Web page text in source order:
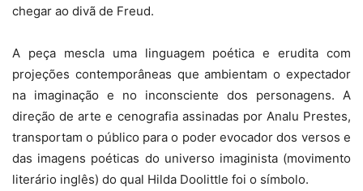
chegar ao divã de Freud.
A peça mescla uma linguagem poética e erudita com
projeções contemporâneas que ambientam o expectador
na imaginação e no inconsciente dos personagens. A
direção de arte e cenografia assinadas por Analu Prestes,
transportam o público para o poder evocador dos versos e
das imagens poéticas do universo imaginista (movimento
literário inglês) do qual Hilda Doolittle foi o símbolo.